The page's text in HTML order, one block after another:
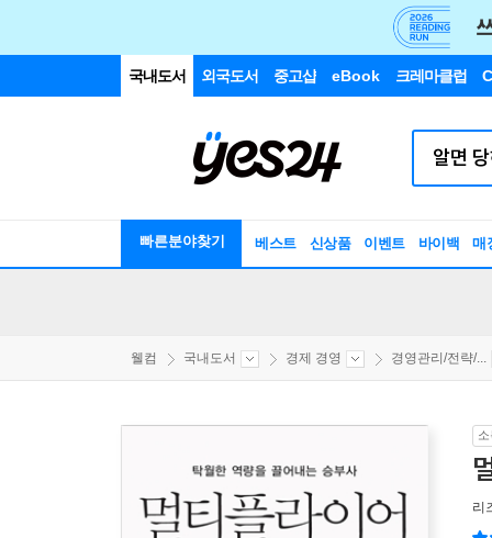
국내도서 외국도서 중고샵 eBook 크레마클럽
빠른분야찾기 베스트 신상품 이벤트 바이백 매
웰컴 국내도서 경제 경영 경영관리/전략/...
리